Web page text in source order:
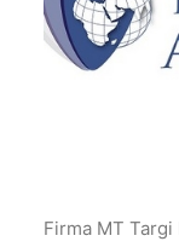
Wyszukiwanie
Firma MT